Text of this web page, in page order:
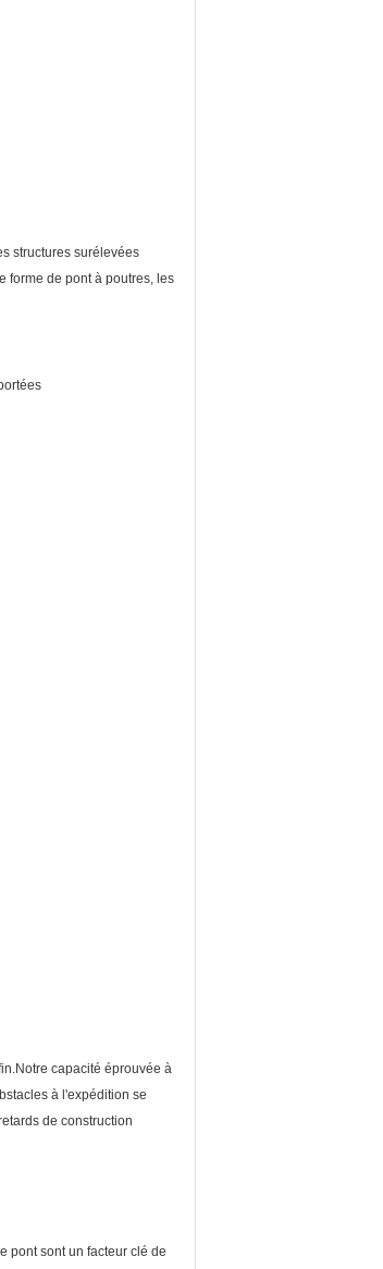
structures surélevées
forme de pont à poutres, les
capacité éprouvée à
à l'expédition se
de construction
pont sont un facteur clé de